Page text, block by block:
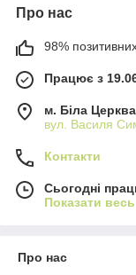
Про нас
98% позитивних
Працює з
м. Біла Церква
вул. Василя
Контакти
Сьогодні
Показати
Про нас